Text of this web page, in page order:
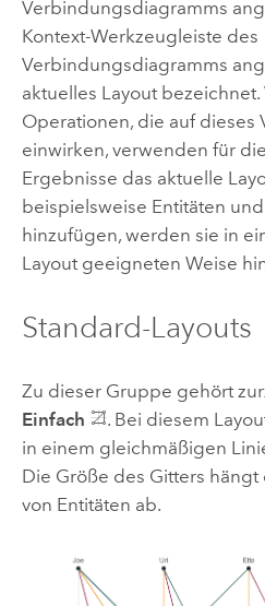
Verbindungsdiagramms
Kontext-Werkzeugleiste des
Verbindungsdiagramms
aktuelles Layout
Operationen, die auf
einwirken, verwenden für
Ergebnisse das aktuelle
beispielsweise Entitäten
hinzufügen, werden sie in
Layout geeigneten Weise
Standard-Layouts
Zu dieser Gruppe gehört
Einfach
. Bei diesem
in einem gleichmäßigen
Die Größe des Gitters hängt
von Entitäten ab.